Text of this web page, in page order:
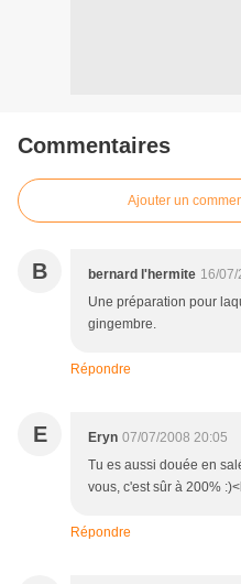
Commentaires
Ajouter un
B bernard l'hermite 16/
Une préparation pour
gingembre.
Répondre
E Eryn 07/07/2008 20:05
Tu es aussi douée en
vous, c'est sûr à 200%
Répondre